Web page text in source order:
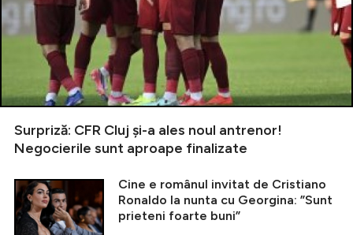
Surpriză: CFR Cluj și-a ales noul antrenor!
Negocierile sunt aproape finalizate
Cine e românul invitat de Cristiano
Ronaldo la nunta cu Georgina: ”Sunt
prieteni foarte buni”